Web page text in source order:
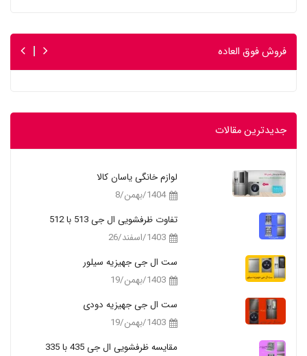
فروش فوق العاده
جدیدترین مقالات
لوازم خانگی یاسان کالا
1404/بهمن/8
تفاوت ظرفشویی ال جی 513 با 512
1403/اسفند/26
ست ال جی جهیزیه سیلور
1403/بهمن/19
ست ال جی جهیزیه دودی
1403/بهمن/19
مقایسه ظرفشویی ال جی 435 با 335